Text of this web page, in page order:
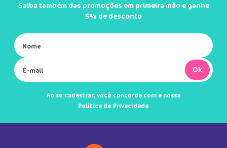
Em até1xR$46,90sem juros Em até1xR$ 38,90sem juros
Cadastre-se e receba novidades
Saiba também das promoções em primeira mão e ganhe